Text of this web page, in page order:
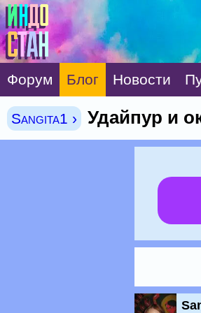
Форум Блог Новости
Sangita1 › Удайпур и